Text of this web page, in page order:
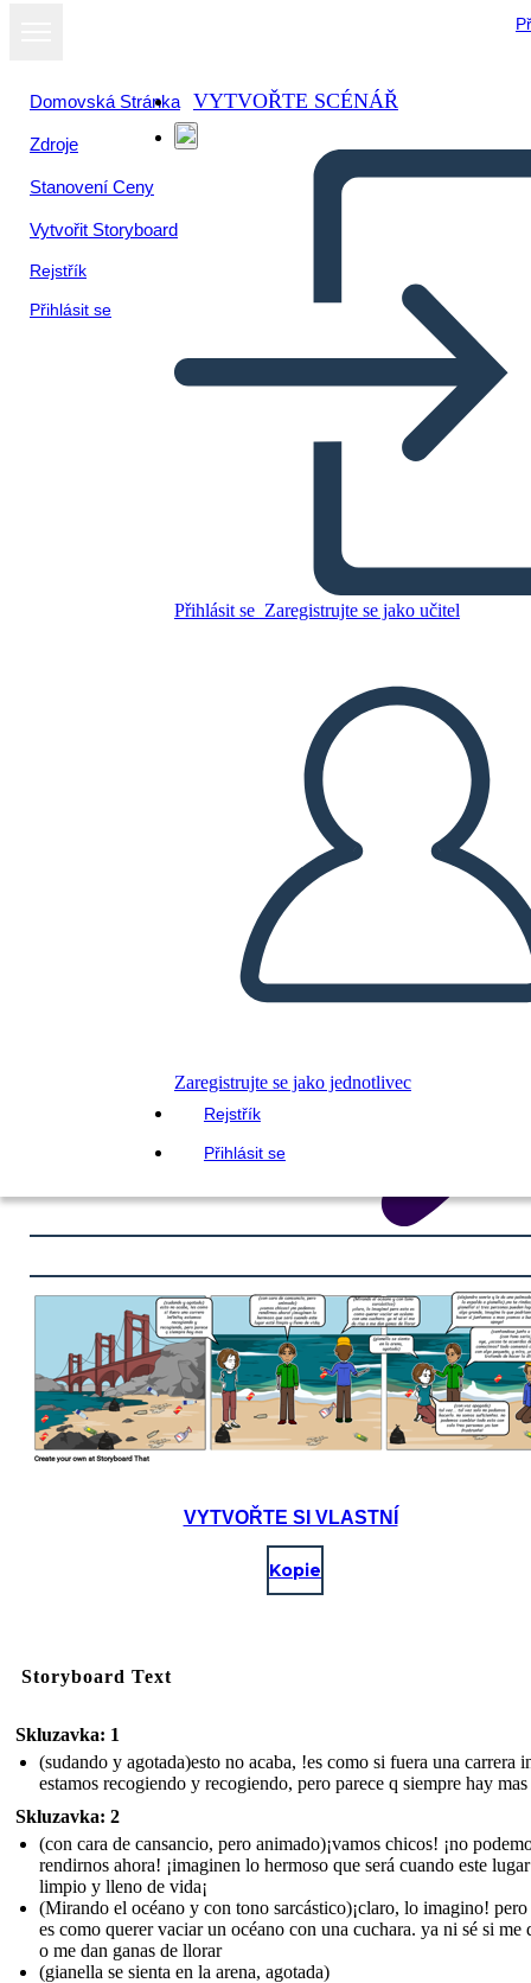
Domovská Stránka
Zdroje
Stanovení Ceny
Vytvořit Storyboard
Rejstřík
Přihlásit se
VYTVOŘTE SCÉNÁŘ
Přihlásit se Zaregistrujte se jako učitel
Zaregistrujte se jako jednotlivec
Rejstřík
Přihlásit se
Zkopírujte tento scénář
PŘEHRÁT PREZENTACI
PŘEČTI MI
Zobrazit jako
prezentaci
VYTVOŘTE SI VLASTNÍ
Kopie
Storyboard Text
Skluzavka: 1
(sudando y agotada)esto no acaba, !es como si fuera una carrera
estamos recogiendo y recogiendo, pero parece q siempre hay mas
Skluzavka: 2
(con cara de cansancio, pero animado)¡vamos chicos! ¡no
rendirnos ahora! ¡imaginen lo hermoso que será cuando este
limpio y lleno de vida¡
(Mirando el océano y con tono sarcástico)¡claro, lo imagino! pero
es como querer vaciar un océano con una cuchara. ya ni sé si me
o me dan ganas de llorar
(gianella se sienta en la arena, agotada)